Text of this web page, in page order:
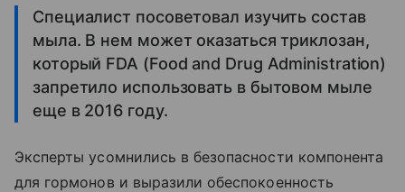
Специалист посоветовал изучить состав
мыла. В нем может оказаться триклозан,
который FDA (Food and Drug Administration)
запретило использовать в бытовом мыле
еще в 2016 году.
Эксперты усомнились в безопасности компонента
для гормонов и выразили обеспокоенность